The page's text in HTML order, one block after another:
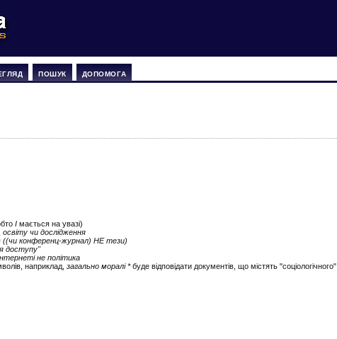
ПОШУК ДОПОМОГА
І мається на увазі)
освіту чи дослідження
((чи конференц-журнал) НЕ тези)
доступу"
не політика
наприклад,загально моралі *буде відповідати документів, що містять "соціологічного"